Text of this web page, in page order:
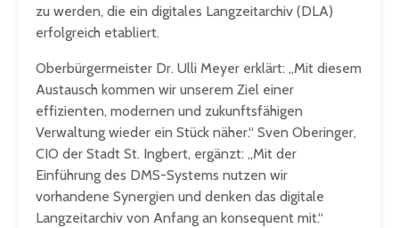
zu werden, die ein digitales Langzeitarchiv (DLA)
erfolgreich etabliert.
Oberbürgermeister Dr. Ulli Meyer erklärt: „Mit diesem
Austausch kommen wir unserem Ziel einer
effizienten, modernen und zukunftsfähigen
Verwaltung wieder ein Stück näher.“ Sven Oberinger,
CIO der Stadt St. Ingbert, ergänzt: „Mit der
Einführung des DMS-Systems nutzen wir
vorhandene Synergien und denken das digitale
Langzeitarchiv von Anfang an konsequent mit.“